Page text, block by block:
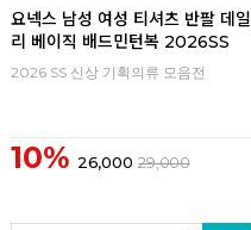
요넥스 남성 여성 티셔츠 반팔 데일
리 베이직 배드민턴복 2026SS
2026 SS 신상 기획의류 모음전
10% 26,000 29,000